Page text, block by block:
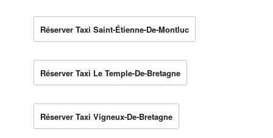
Réserver Taxi Saint-Étienne-De-Montluc
Réserver Taxi Le Temple-De-Bretagne
Réserver Taxi Vigneux-De-Bretagne